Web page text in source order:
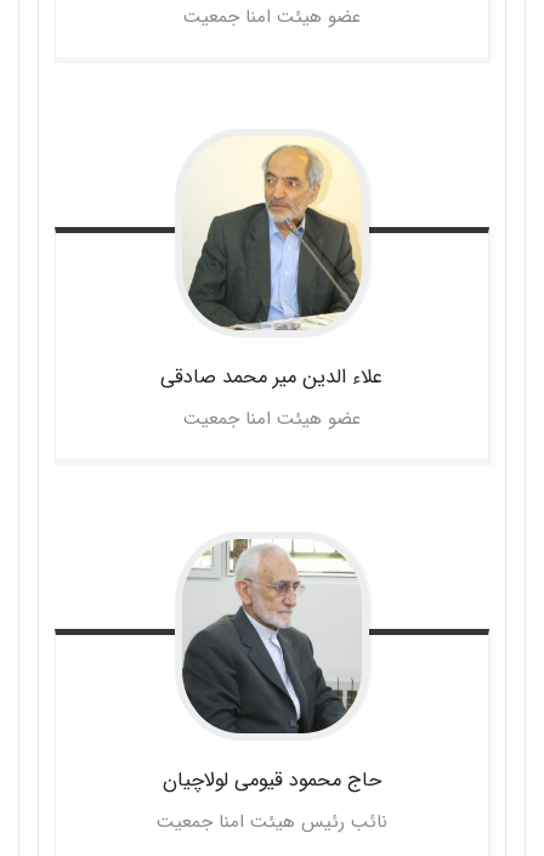
عضو هیئت امنا جمعیت
علاء الدین میر محمد صادقی
عضو هیئت امنا جمعیت
حاج محمودقیومی لولاچیان
نائب رئیس هیئت امنا جمعیت